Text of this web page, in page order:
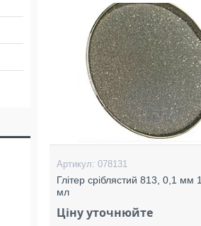
078131
Глітер сріблястий 813, 0,1 мм
мл
Ціну уточнюйте